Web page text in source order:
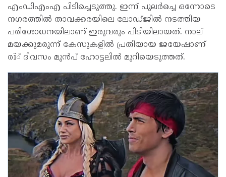
എംഡിഎംഎ പിടിച്ചെടുത്തു. ഇന്ന് പുലര്‍ച്ചെ ഒന്നോടെ
നഗരത്തില്‍ താവക്കരയിലെ ലോഡ്ജില്‍ നടത്തിയ
പരിശോധനയിലാണ് ഇരുവരും പിടിയിലായത്. നാല്
മയക്കുമരുന്ന് കേസുകളില്‍ പ്രതിയായ ജയേഷാണ്
രï് ദിവസം മുന്‍പ് ഹോട്ടലില്‍ മുറിയെടുത്തത്.